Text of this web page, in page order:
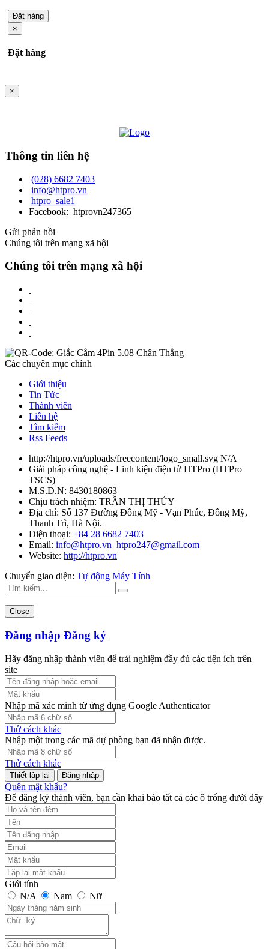
Đặt hàng
×
Đặt hàng
×
Thông tin liên hệ
(028) 6682 7403
info@htpro.vn
htpro_sale1
Facebook: htprovn247365
Gửi phản hồi
Chúng tôi trên mạng xã hội
Chúng tôi trên mạng xã hội
Các chuyên mục chính
Giới thiệu
Tin Tức
Thành viên
Liên hệ
Tìm kiếm
Rss Feeds
http://htpro.vn/uploads/freecontent/logo_small.svg N/A
Giải pháp công nghệ - Linh kiện điện tử HTPro (HTPro
TSCS)
M.S.D.N: 8430180863
Chịu trách nhiệm: TRẦN THỊ THỦY
Địa chỉ: Số 137 Đường Đông Mỹ - Vạn Phúc, Đông Mỹ,
Thanh Trì, Hà Nội.
Điện thoại: +84 28 6682 7403
Email: info@htpro.vn htpro247@gmail.com
Website: http://htpro.vn
Chuyển giao diện: Tự động Máy Tính
Close
Đăng nhập Đăng ký
Hãy đăng nhập thành viên để trải nghiệm đầy đủ các tiện ích trên
site
Nhập mã xác minh từ ứng dụng Google Authenticator
Thử cách khác
Nhập một trong các mã dự phòng bạn đã nhận được.
Thử cách khác
Đăng nhập
Quên mật khẩu?
Để đăng ký thành viên, bạn cần khai báo tất cả các ô trống dưới đây
Giới tính
N/A
Nam Nữ